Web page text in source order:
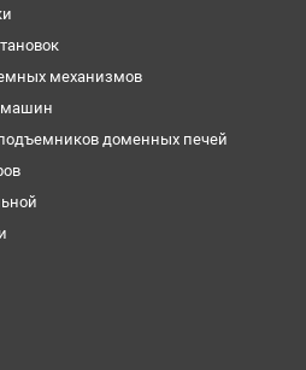
механизмов
машин
доменных печей